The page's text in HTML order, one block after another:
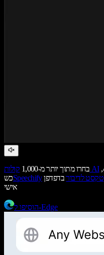
בחרו מתוך יותר מ-1,000 קולות AIוהאזינו במהירות של עד פי 4.5,
כשSpeechify טקסט לדיבורבדפדפן Edge וגם עונה על שאלות כמו עוזר
אישי
הוסיפו ל-Edge